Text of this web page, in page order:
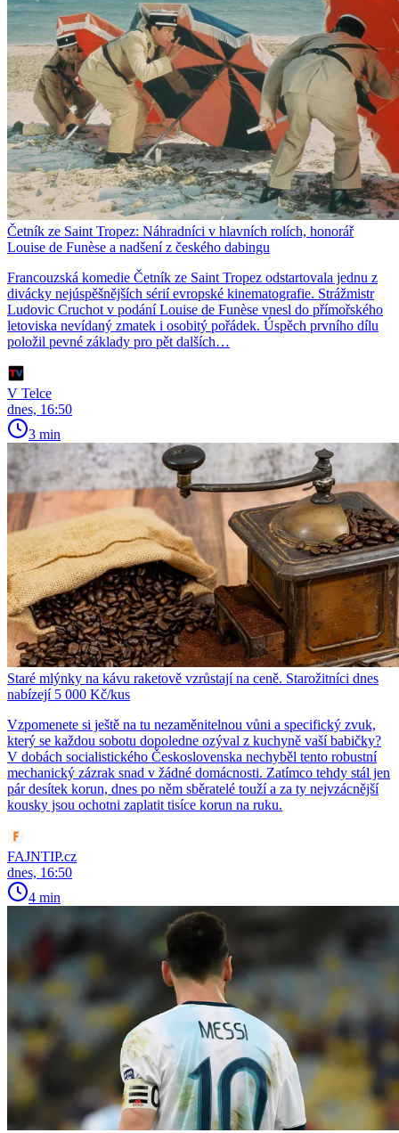
Četník ze Saint Tropez: Náhradníci v hlavních rolích, honorář
Louise de Funèse a nadšení z českého dabingu
Francouzská komedie Četník ze Saint Tropez odstartovala jednu z
divácky nejúspěšnějších sérií evropské kinematografie. Strážmistr
Ludovic Cruchot v podání Louise de Funèse vnesl do přímořského
letoviska nevídaný zmatek i osobitý pořádek. Úspěch prvního dílu
položil pevné základy pro pět dalších…
V Telce
dnes, 16:50
3 min
Staré mlýnky na kávu raketově vzrůstají na ceně. Starožitníci dnes
nabízejí 5 000 Kč/kus
Vzpomenete si ještě na tu nezaměnitelnou vůni a specifický zvuk,
který se každou sobotu dopoledne ozýval z kuchyně vaší babičky?
V dobách socialistického Československa nechyběl tento robustní
mechanický zázrak snad v žádné domácnosti. Zatímco tehdy stál jen
pár desítek korun, dnes po něm sběratelé touží a za ty nejvzácnější
kousky jsou ochotni zaplatit tisíce korun na ruku.
FAJNTIP.cz
dnes, 16:50
4 min